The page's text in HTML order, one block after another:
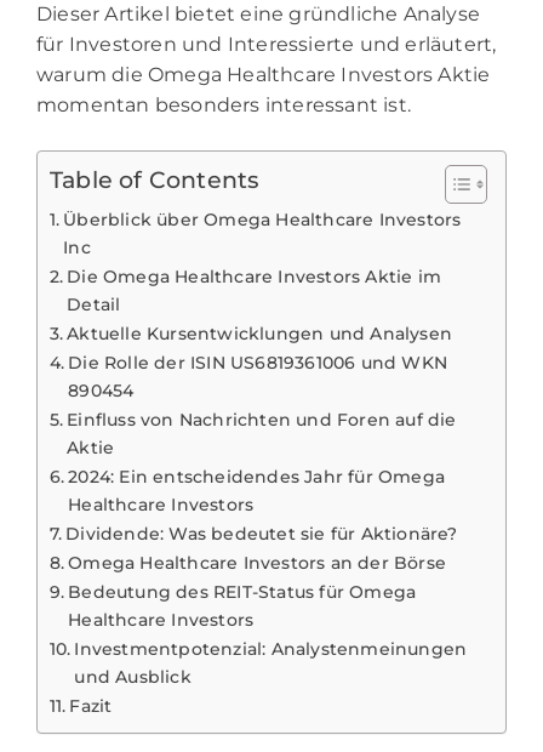
Dieser Artikel bietet eine gründliche Analyse
für Investoren und Interessierte und erläutert,
warum die Omega Healthcare Investors Aktie
momentan besonders interessant ist.
Table of Contents
Überblick über Omega Healthcare Investors
Inc
Die Omega Healthcare Investors Aktie im
Detail
Aktuelle Kursentwicklungen und Analysen
Die Rolle der ISIN US6819361006 und WKN
890454
Einfluss von Nachrichten und Foren auf die
Aktie
2024: Ein entscheidendes Jahr für Omega
Healthcare Investors
Dividende: Was bedeutet sie für Aktionäre?
Omega Healthcare Investors an der Börse
Bedeutung des REIT-Status für Omega
Healthcare Investors
Investmentpotenzial: Analystenmeinungen
und Ausblick
Fazit